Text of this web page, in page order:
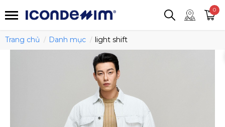
0
Trang chủ Danh mục light shift